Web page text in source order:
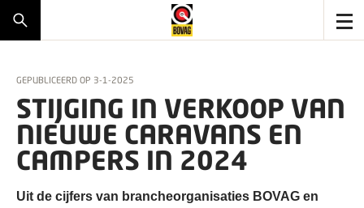
GEPUBLICEERD OP 3-1-2025
STIJGING IN VERKOOP VAN
NIEUWE CARAVANS EN
CAMPERS IN 2024
Uit de cijfers van brancheorganisaties BOVAG en